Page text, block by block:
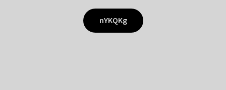
nYKQKg